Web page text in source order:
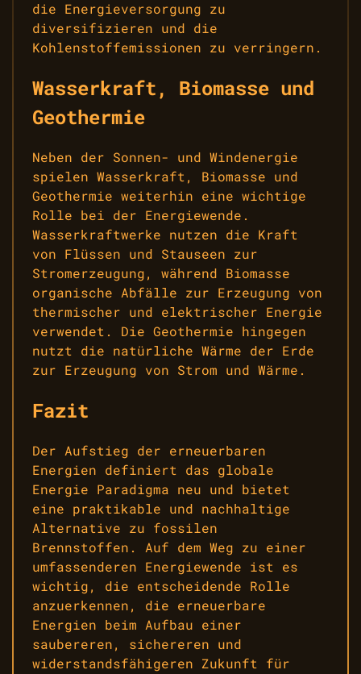
die Energieversorgung zu
diversifizieren und die
Kohlenstoffemissionen zu verringern.
Wasserkraft, Biomasse und
Geothermie
Neben der Sonnen- und Windenergie
spielen Wasserkraft, Biomasse und
Geothermie weiterhin eine wichtige
Rolle bei der Energiewende.
Wasserkraftwerke nutzen die Kraft
von Flüssen und Stauseen zur
Stromerzeugung, während Biomasse
organische Abfälle zur Erzeugung von
thermischer und elektrischer Energie
verwendet. Die Geothermie hingegen
nutzt die natürliche Wärme der Erde
zur Erzeugung von Strom und Wärme.
Fazit
Der Aufstieg der erneuerbaren
Energien definiert das globale
Energie Paradigma neu und bietet
eine praktikable und nachhaltige
Alternative zu fossilen
Brennstoffen. Auf dem Weg zu einer
umfassenderen Energiewende ist es
wichtig, die entscheidende Rolle
anzuerkennen, die erneuerbare
Energien beim Aufbau einer
saubereren, sichereren und
widerstandsfähigeren Zukunft für